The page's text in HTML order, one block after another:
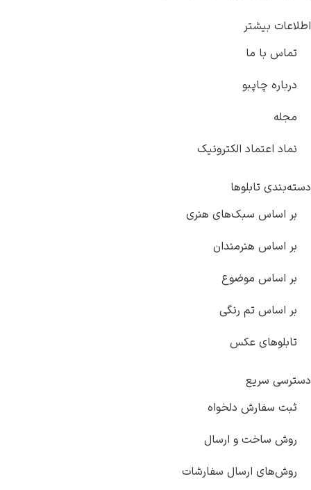
پل سزان
اطلاعات بیشتر
تماس با ما
درباره چاپبو
مجله
نماد اعتماد الکترونیک
دسته‌بندی تابلوها
بر اساس سبک‌های هنری
بر اساس هنرمندان
بر اساس موضوع
بر اساس تم رنگی
تابلوهای عکس
دسترسی سریع
ثبت سفارش دلخواه
روش ساخت و ارسال
روش‌های ارسال سفارشات